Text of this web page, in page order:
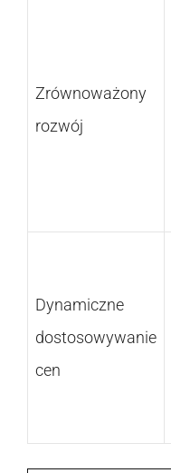
Zrównoważony
rozwój
Dynamiczne
dostosowywanie
cen